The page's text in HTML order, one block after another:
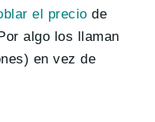
el precio de
algo los llaman
en vez de